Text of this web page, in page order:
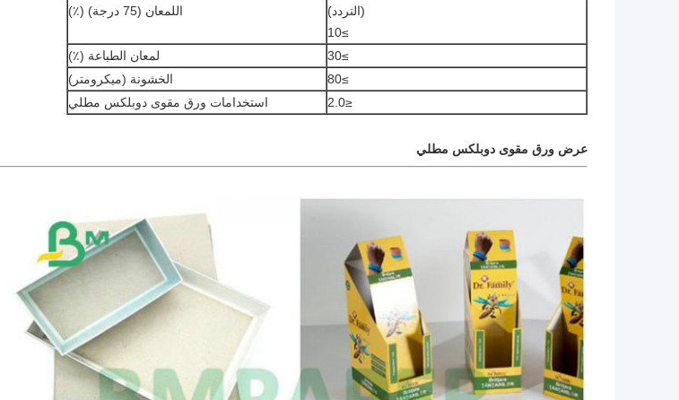
(التردد)
≥10
اللمعان (75 درجة) (٪)
≥30
لمعان الطباعة (٪)
≥80
الخشونة (ميكرومتر)
≤2.0
استخدامات ورق مقوى دوبلكس مطلي
عرض ورق مقوى دوبلكس مطلي